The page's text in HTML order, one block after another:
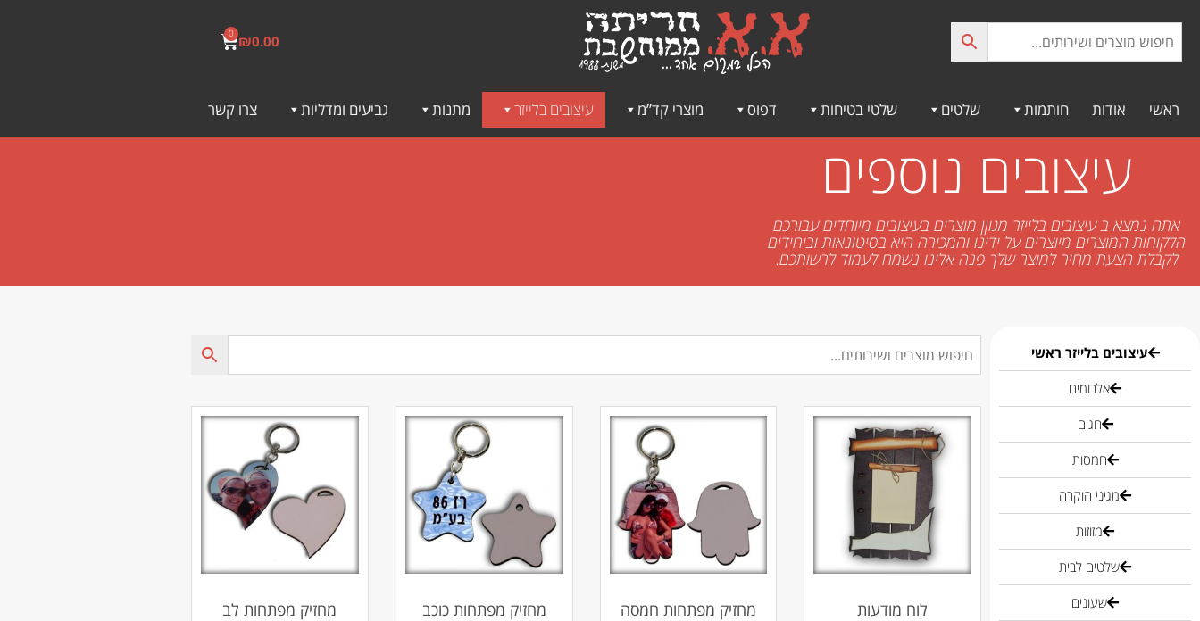
₪0.00
0
ראשי אודות חותמות שלטים שלטי בטיחות דפוס מוצרי קד”מ עיצובים בלייזר מתנות גביעים ומדליות צרו קשר
עיצובים נוספים
אתה נמצא ב עיצובים בלייזר מגוןן מוצרים בעיצובים מיוחדים עבורכם
הלקוחות המוצרים מיוצרים על ידינו והמכירה היא בסיטונאות וביחידים
לקבלת הצעת מחיר למוצר שלך פנה אלינו נשמח לעמוד לרשותכם.
עיצובים בלייזר ראשי
אלבומים
חגים
חמסות
מגיני הוקרה
מזוזות
שלטים לבית
שעונים
לוח מודעות מחזיק מפתחות חמסה מחזיק מפתחות כוכב מחזיק מפתחות לב